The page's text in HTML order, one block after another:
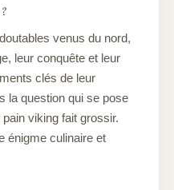
venus du nord,
leur conquête et leur
clés de leur
la question qui se pose
viking fait grossir.
énigme culinaire et